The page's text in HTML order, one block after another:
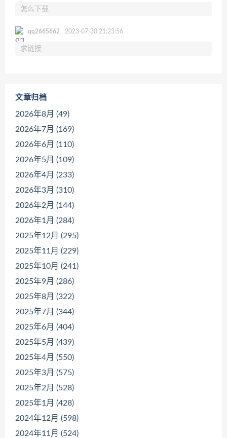
怎么下载
qq2665662 2023-07-30 21:23:56
求链接
文章归档
2026年8月 (49)
2026年7月 (169)
2026年6月 (110)
2026年5月 (109)
2026年4月 (233)
2026年3月 (310)
2026年2月 (144)
2026年1月 (284)
2025年12月 (295)
2025年11月 (229)
2025年10月 (241)
2025年9月 (286)
2025年8月 (322)
2025年7月 (344)
2025年6月 (404)
2025年5月 (439)
2025年4月 (550)
2025年3月 (575)
2025年2月 (528)
2025年1月 (428)
2024年12月 (598)
2024年11月 (524)